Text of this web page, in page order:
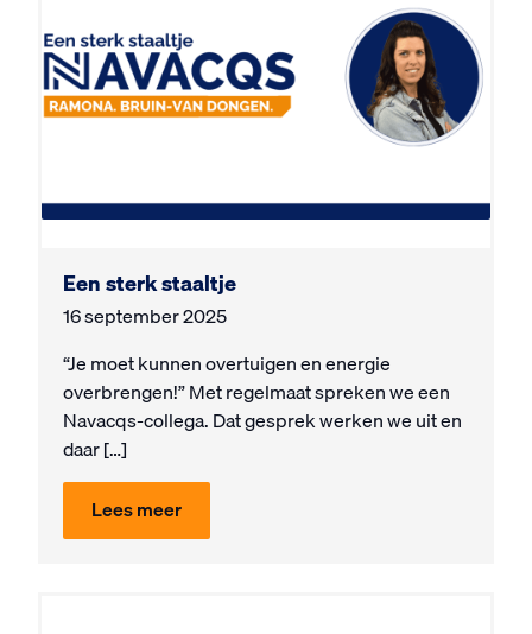
Een sterk staaltje
16 september 2025
“Je moet kunnen overtuigen en energie
overbrengen!” Met regelmaat spreken we een
Navacqs-collega. Dat gesprek werken we uit en
daar […]
Lees meer